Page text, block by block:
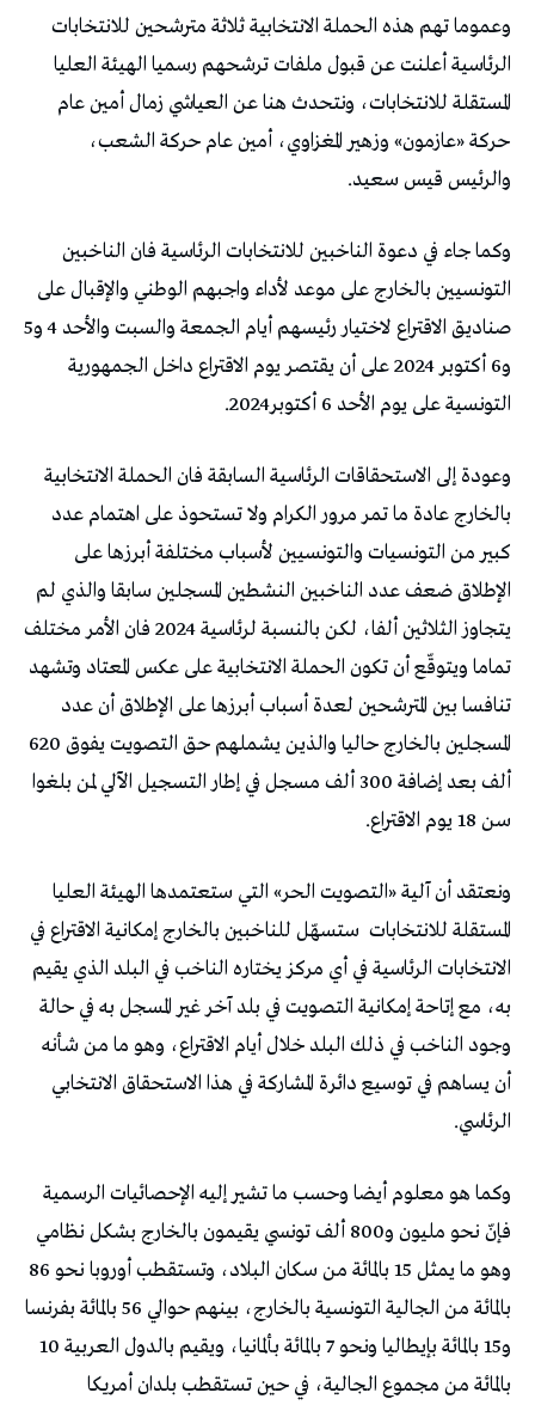
وعموما تهم هذه الحملة الانتخابية ثلاثة مترشحين للانتخابات
الرئاسية أعلنت عن قبول ملفات ترشحهم رسميا الهيئة العليا
المستقلة للانتخابات، ونتحدث هنا عن العياشي زمال أمين عام
حركة «عازمون» وزهير المغزاوي، أمين عام حركة الشعب،
والرئيس قيس سعيد.
وكما جاء في دعوة الناخبين للانتخابات الرئاسية فان الناخبين
التونسيين بالخارج على موعد لأداء واجبهم الوطني والإقبال على
صناديق الاقتراع لاختيار رئيسهم أيام الجمعة والسبت والأحد 4 و5
و6 أكتوبر 2024 على أن يقتصر يوم الاقتراع داخل الجمهورية
التونسية على يوم الأحد 6 أكتوبر2024.
وعودة إلى الاستحقاقات الرئاسية السابقة فان الحملة الانتخابية
بالخارج عادة ما تمر مرور الكرام ولا تستحوذ على اهتمام عدد
كبير من التونسيات والتونسيين لأسباب مختلفة أبرزها على
الإطلاق ضعف عدد الناخبين النشطين المسجلين سابقا والذي لم
يتجاوز الثلاثين ألفا، لكن بالنسبة لرئاسية 2024 فان الأمر مختلف
تماما ويتوقّع أن تكون الحملة الانتخابية على عكس المعتاد وتشهد
تنافسا بين المترشحين لعدة أسباب أبرزها على الإطلاق أن عدد
المسجلين بالخارج حاليا والذين يشملهم حق التصويت يفوق 620
ألف بعد إضافة 300 ألف مسجل في إطار التسجيل الآلي لمن بلغوا
سن 18 يوم الاقتراع.
ونعتقد أن آلية «التصويت الحر» التي ستعتمدها الهيئة العليا
المستقلة للانتخابات ستسهّل للناخبين بالخارج إمكانية الاقتراع في
الانتخابات الرئاسية في أي مركز يختاره الناخب في البلد الذي يقيم
به، مع إتاحة إمكانية التصويت في بلد آخر غير المسجل به في حالة
وجود الناخب في ذلك البلد خلال أيام الاقتراع، وهو ما من شأنه
أن يساهم في توسيع دائرة المشاركة في هذا الاستحقاق الانتخابي
الرئاسي.
وكما هو معلوم أيضا وحسب ما تشير إليه الإحصائيات الرسمية
فإنّ نحو مليون و800 ألف تونسي يقيمون بالخارج بشكل نظامي
وهو ما يمثل 15 بالمائة من سكان البلاد، وتستقطب أوروبا نحو 86
بالمائة من الجالية التونسية بالخارج، بينهم حوالي 56 بالمائة بفرنسا
و15 بالمائة بإيطاليا ونحو 7 بالمائة بألمانيا، ويقيم بالدول العربية 10
بالمائة من مجموع الجالية، في حين تستقطب بلدان أمريكا